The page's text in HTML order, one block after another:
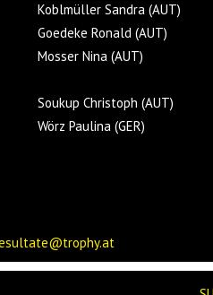
Koblmüller Sandra (AUT)
Goedeke Ronald (AUT)
Mosser Nina (AUT)
Soukup Christoph (AUT)
Wörz Paulina (GER)